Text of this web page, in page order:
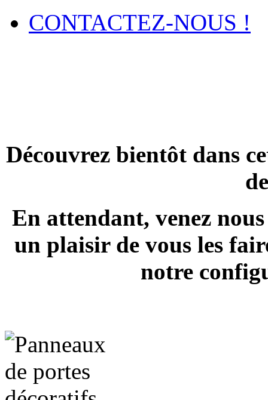
CONTACTEZ-NOUS !
Découvrez bientôt dans
En attendant, venez
un plaisir de vous les
notre